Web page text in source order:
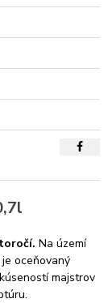
Na území
oceňovaný
majstrov